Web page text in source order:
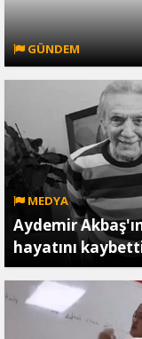
GÜNDEM
MEDYA
Aydemir
hayatını